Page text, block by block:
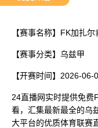
【赛事名称】 FK加扎尔
【赛事分类】 乌兹甲
【开赛时间】 2026-06-
24直播网实时提供免费
看，汇集最新最全的乌
大平台的优质体育联赛